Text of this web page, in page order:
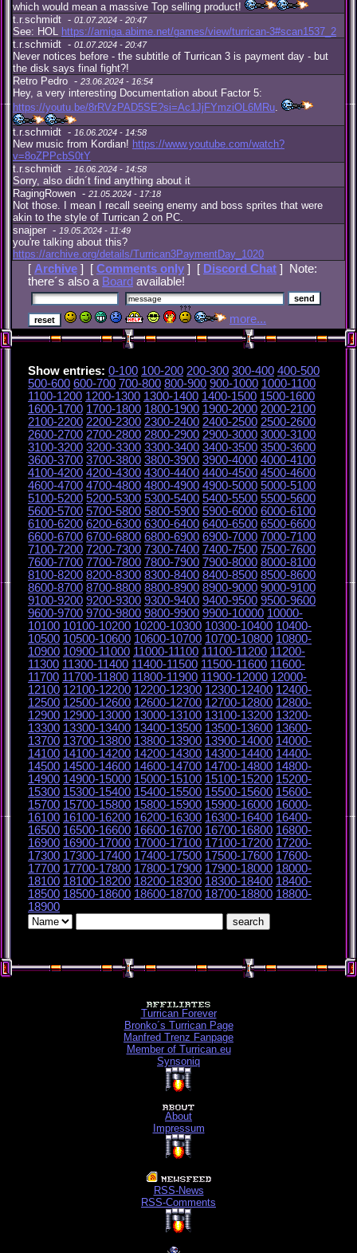
which would mean a massive Top selling product!
t.r.schmidt - 01.07.2024 - 20:47
See: HOL https://amiga.abime.net/games/view/turrican-3#scan1537_2
t.r.schmidt - 01.07.2024 - 20:47
Never notices before - the subtitle of Turrican 3 is payment day - but
the disk says final fight?!
Retro Pedro - 23.06.2024 - 16:54
Hey, a very interesting Documentation about Factor 5:
https://youtu.be/8rRVzPAD5SE?si=Ac1JjFYmziOL6MRu.
t.r.schmidt - 16.06.2024 - 14:58
New music from Kordian! https://www.youtube.com/watch?
v=8oZPPcbS0tY
t.r.schmidt - 16.06.2024 - 14:58
Sorry, also didn´t find anything about it
RagingRowen - 21.05.2024 - 17:18
Not those. I mean I recall seeing enemy and boss sprites that were
akin to the style of Turrican 2 on PC.
snajper - 19.05.2024 - 11:49
you're talking about this?
https://archive.org/details/Turrican3PaymentDay_1020
[ Archive ] [ Comments only ] [ Discord Chat ] Note:
there´s also a Board available!
more...
Show entries: 0-100 100-200 200-300 300-400 400-500
500-600 600-700 700-800 800-900 900-1000 1000-1100
1100-1200 1200-1300 1300-1400 1400-1500 1500-1600
1600-1700 1700-1800 1800-1900 1900-2000 2000-2100
2100-2200 2200-2300 2300-2400 2400-2500 2500-2600
2600-2700 2700-2800 2800-2900 2900-3000 3000-3100
3100-3200 3200-3300 3300-3400 3400-3500 3500-3600
3600-3700 3700-3800 3800-3900 3900-4000 4000-4100
4100-4200 4200-4300 4300-4400 4400-4500 4500-4600
4600-4700 4700-4800 4800-4900 4900-5000 5000-5100
5100-5200 5200-5300 5300-5400 5400-5500 5500-5600
5600-5700 5700-5800 5800-5900 5900-6000 6000-6100
6100-6200 6200-6300 6300-6400 6400-6500 6500-6600
6600-6700 6700-6800 6800-6900 6900-7000 7000-7100
7100-7200 7200-7300 7300-7400 7400-7500 7500-7600
7600-7700 7700-7800 7800-7900 7900-8000 8000-8100
8100-8200 8200-8300 8300-8400 8400-8500 8500-8600
8600-8700 8700-8800 8800-8900 8900-9000 9000-9100
9100-9200 9200-9300 9300-9400 9400-9500 9500-9600
9600-9700 9700-9800 9800-9900 9900-10000 10000-
10100 10100-10200 10200-10300 10300-10400 10400-
10500 10500-10600 10600-10700 10700-10800 10800-
10900 10900-11000 11000-11100 11100-11200 11200-
11300 11300-11400 11400-11500 11500-11600 11600-
11700 11700-11800 11800-11900 11900-12000 12000-
12100 12100-12200 12200-12300 12300-12400 12400-
12500 12500-12600 12600-12700 12700-12800 12800-
12900 12900-13000 13000-13100 13100-13200 13200-
13300 13300-13400 13400-13500 13500-13600 13600-
13700 13700-13800 13800-13900 13900-14000 14000-
14100 14100-14200 14200-14300 14300-14400 14400-
14500 14500-14600 14600-14700 14700-14800 14800-
14900 14900-15000 15000-15100 15100-15200 15200-
15300 15300-15400 15400-15500 15500-15600 15600-
15700 15700-15800 15800-15900 15900-16000 16000-
16100 16100-16200 16200-16300 16300-16400 16400-
16500 16500-16600 16600-16700 16700-16800 16800-
16900 16900-17000 17000-17100 17100-17200 17200-
17300 17300-17400 17400-17500 17500-17600 17600-
17700 17700-17800 17800-17900 17900-18000 18000-
18100 18100-18200 18200-18300 18300-18400 18400-
18500 18500-18600 18600-18700 18700-18800 18800-
18900
Turrican Forever
Bronko´s Turrican Page
Manfred Trenz Fanpage
Member of Turrican.eu
Synsoniq
About
Impressum
RSS-News
RSS-Comments